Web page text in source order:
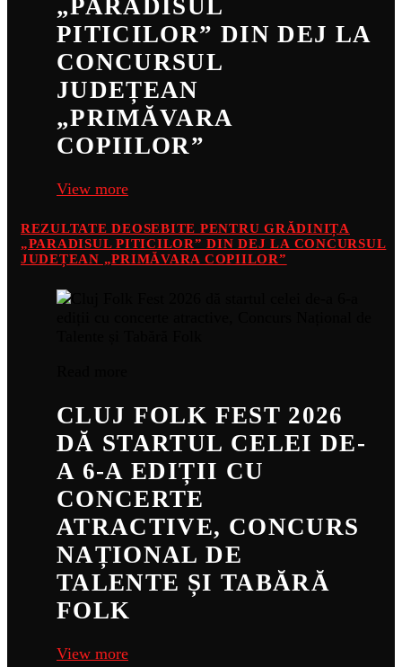
„PARADISUL
PITICILOR” DIN DEJ LA
CONCURSUL
JUDEȚEAN
„PRIMĂVARA
COPIILOR”
View more
REZULTATE DEOSEBITE PENTRU GRĂDINIȚA
„PARADISUL PITICILOR” DIN DEJ LA CONCURSUL
JUDEȚEAN „PRIMĂVARA COPIILOR”
CLUJ FOLK FEST 2026
DĂ STARTUL CELEI DE-
A 6-A EDIȚII CU
CONCERTE
ATRACTIVE, CONCURS
NAȚIONAL DE
TALENTE ȘI TABĂRĂ
FOLK
View more